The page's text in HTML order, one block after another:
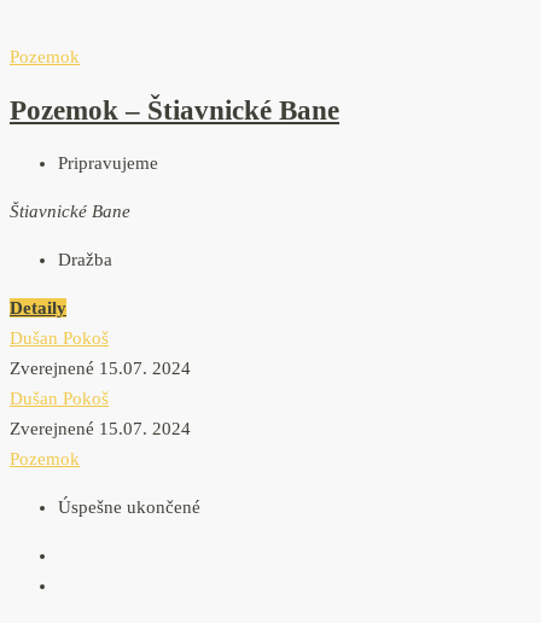
Pozemok
Pozemok – Štiavnické Bane
Pripravujeme
Štiavnické Bane
Dražba
Detaily
Dušan Pokoš
Zverejnené 15.07. 2024
Dušan Pokoš
Zverejnené 15.07. 2024
Pozemok
Úspešne ukončené